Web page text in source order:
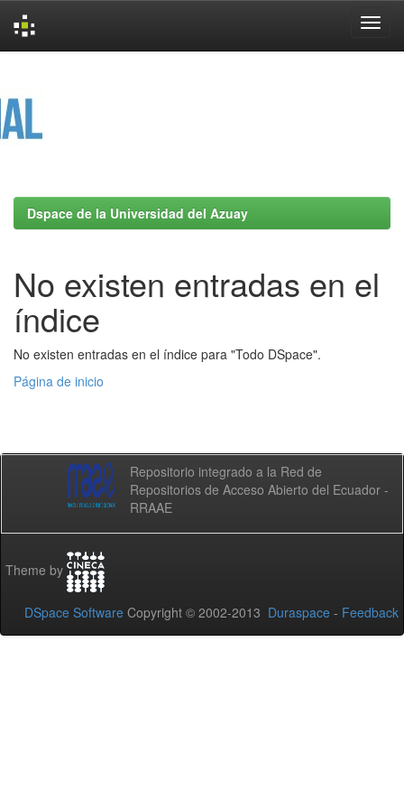
Dspace de la Universidad del Azuay
No existen entradas en el
índice
No existen entradas en el índice para "Todo DSpace".
Página de inicio
Repositorio integrado a la Red de
Repositorios de Acceso Abierto del Ecuador -
RRAAE
Theme by
DSpace Software Copyright © 2002-2013 Duraspace - Feedback